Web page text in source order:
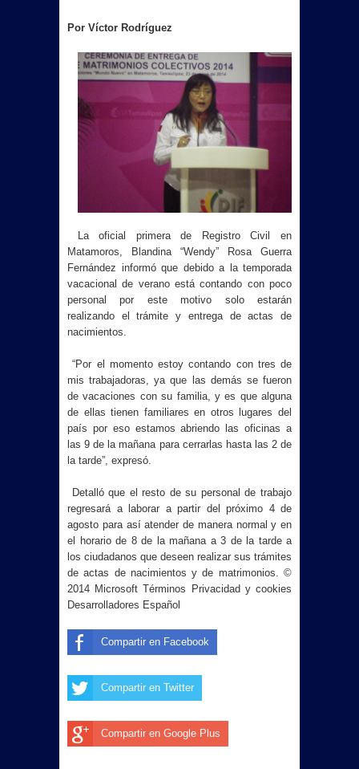
Por Víctor Rodríguez
La oficial primera de Registro Civil en
Matamoros, Blandina “Wendy” Rosa Guerra
Fernández informó que debido a la temporada
vacacional de verano está contando con poco
personal por este motivo solo estarán
realizando el trámite y entrega de actas de
nacimientos.
“Por el momento estoy contando con tres de
mis trabajadoras, ya que las demás se fueron
de vacaciones con su familia, y es que alguna
de ellas tienen familiares en otros lugares del
país por eso estamos abriendo las oficinas a
las 9 de la mañana para cerrarlas hasta las 2 de
la tarde”, expresó.
Detalló que el resto de su personal de trabajo
regresará a laborar a partir del próximo 4 de
agosto para así atender de manera normal y en
el horario de 8 de la mañana a 3 de la tarde a
los ciudadanos que deseen realizar sus trámites
de actas de nacimientos y de matrimonios. ©
2014 Microsoft Términos Privacidad y cookies
Desarrolladores Español
Compartir en Facebook
Compartir en Twitter
Compartir en Google Plus